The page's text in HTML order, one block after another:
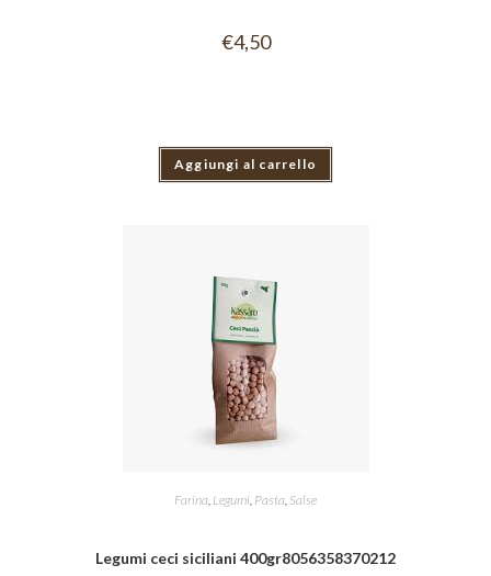
€4,50
Aggiungi al carrello
Farina, Legumi, Pasta, Salse
Legumi ceci siciliani 400gr8056358370212